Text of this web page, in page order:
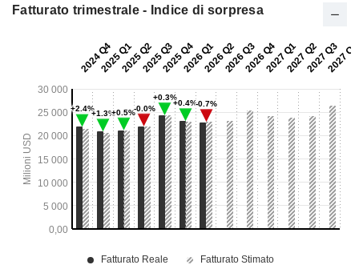
Fatturato trimestrale - Indice di sorpresa